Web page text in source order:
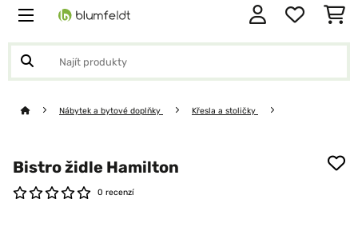
Nábytek a bytové doplňky Křesla a stoličky
Bistro židle Hamilton
0 recenzí